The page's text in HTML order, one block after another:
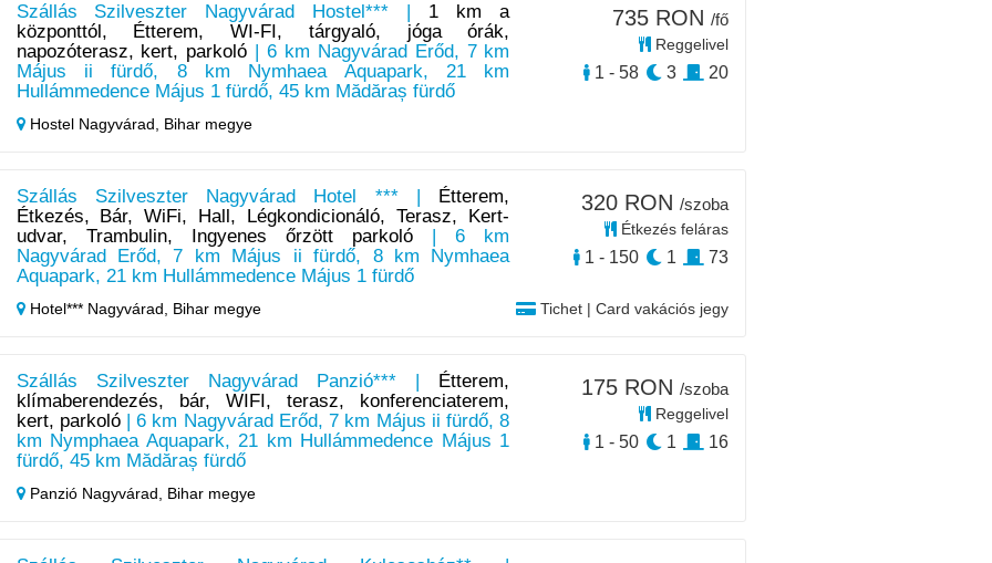
Szállás Szilveszter Nagyvárad Hostel*** | 1 km a
központtól, Étterem, WI-FI, tárgyaló, jóga órák,
napozóterasz, kert, parkoló | 6 km Nagyvárad Erőd, 7 km
Május ii fürdő, 8 km Nymhaea Aquapark, 21 km
Hullámmedence Május 1 fürdő, 45 km Mădăraș fürdő
Hostel Nagyvárad, Bihar megye
735 RON /fő
Reggelivel
1 - 58 3 20
Szállás Szilveszter Nagyvárad Hotel *** |
Étterem,
Étkezés, Bár, WiFi, Hall, Légkondicionáló, Terasz, Kert-
udvar, Trambulin, Ingyenes őrzött parkoló | 6 km
Nagyvárad Erőd, 7 km Május ii fürdő, 8 km Nymhaea
Aquapark, 21 km Hullámmedence Május 1 fürdő
Hotel*** Nagyvárad, Bihar megye Tichet | Card vakációs jegy
320 RON /szoba
Étkezés feláras
1 - 150 1 73
Szállás Szilveszter Nagyvárad Panzió*** |
Étterem,
klímaberendezés, bár, WIFI, terasz, konferenciaterem,
kert, parkoló| 6 km Nagyvárad Erőd, 7 km Május ii fürdő, 8
km Nymphaea Aquapark, 21 km Hullámmedence Május 1
fürdő, 45 km Mădăraș fürdő
Panzió Nagyvárad, Bihar megye
175 RON /szoba
Reggelivel
1 - 50 1 16